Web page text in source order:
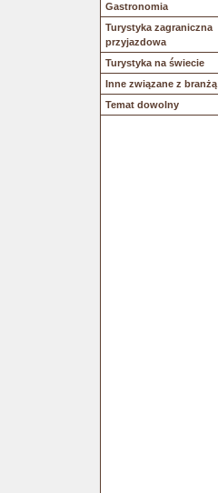
Gastronomia
Turystyka zagraniczna
przyjazdowa
Turystyka na świecie
Inne związane z branżą
Temat dowolny